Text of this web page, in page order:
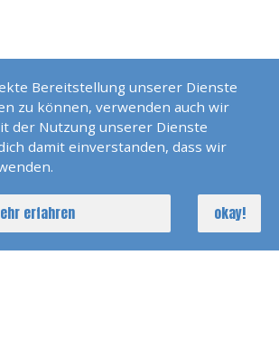
FRAGEN?
Bereitstellung unserer Dienste
zu können, verwenden auch wir
der Nutzung unserer Dienste
damit einverstanden, dass wir
erfahren okay!